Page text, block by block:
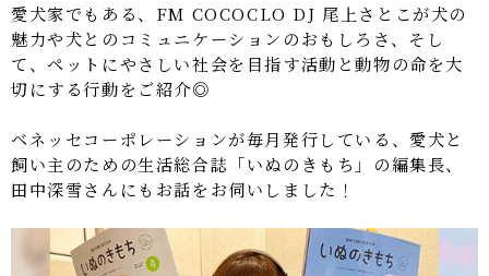
愛犬家でもある、FM COCOCLO DJ 尾上さとこが犬の
魅力や犬とのコミュニケーションのおもしろさ、そし
て、ペットにやさしい社会を目指す活動と動物の命を大
切にする行動をご紹介◎
ベネッセコーポレーションが毎月発行している、愛犬と
飼い主のための生活総合誌「いぬのきもち」の編集長、
田中深雪さんにもお話をお伺いしました！